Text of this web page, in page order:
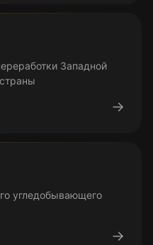
Западной
→
угледобывающего
→